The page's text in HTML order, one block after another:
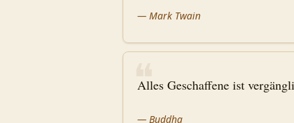
— Mark Twain
❝
Alles Geschaffene ist
— Buddha